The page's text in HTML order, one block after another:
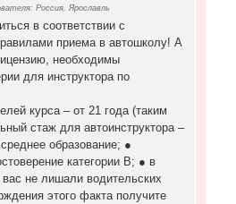
Россия, Ярославль
в соответствии с
приема в автошколу! А
необходимы
для инструктора по
курса – от 21 года (таким
стаж для автоинструктора –
образование; ●
категории В; ● в
не лишали водительских
этого факта получите